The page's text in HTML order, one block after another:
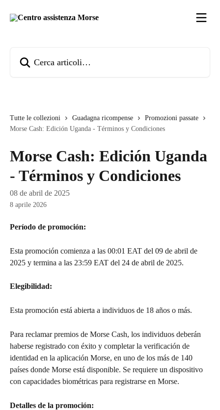
Tutte le collezioni Guadagna ricompense
Promozioni passate
Morse Cash: Edición Uganda - Términos y Condiciones
Morse Cash: Edición Uganda
- Términos y Condiciones
08 de abril de 2025
8 aprile 2026
Período de promoción:
Esta promoción comienza a las 00:01 EAT del 09 de abril de
2025 y termina a las 23:59 EAT del 24 de abril de 2025.
Elegibilidad:
Esta promoción está abierta a individuos de 18 años o más.
Para reclamar premios de Morse Cash, los individuos deberán
haberse registrado con éxito y completar la verificación de
identidad en la aplicación Morse, en uno de los más de 140
países donde Morse está disponible. Se requiere un dispositivo
con capacidades biométricas para registrarse en Morse.
Detalles de la promoción: